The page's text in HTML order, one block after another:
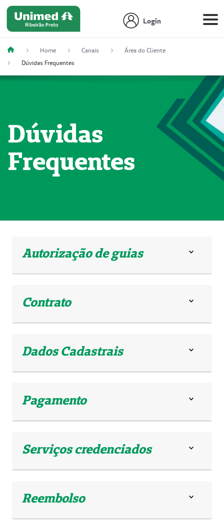
Login
Home Canais
Área do Cliente
Dúvidas Frequentes
Dúvidas
Frequentes
Autorização de guias
Contrato
Dados Cadastrais
Pagamento
Serviços credenciados
Reembolso